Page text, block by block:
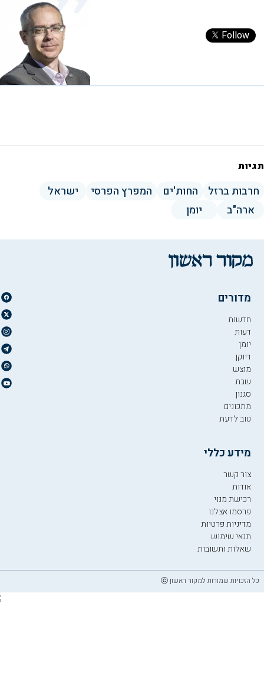
Follow
תגיות
חרבות ברזל החות'ים המפרץ הפרסי
ישראל
ארה"ב
יומן
מדורים
חדשות
דעות
יומן
דיוקן
מוצש
שבת
סגנון
מתכונים
טוב לדעת
מידע כללי
צור קשר
אודות
רכישת מנוי
פרסמו אצלנו
מדיניות פרטיות
תנאי שימוש
שאלות ותשובות
כל הזכויות שמורות למקור ראשון ⓒ